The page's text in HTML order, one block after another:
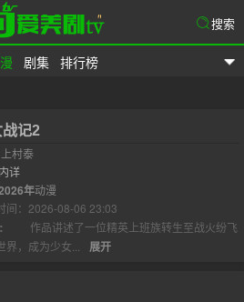
剧集 排行榜
搜索
战记2
村泰
内详
年动漫
间：2026-08-06 23:03
作品讲述了一位精英上班族转生至战火纷飞
界，成为少女...
展开